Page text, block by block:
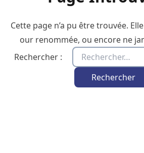
Cette page n’a pu être trouvée.
our renommée, ou encore ne
Rechercher :